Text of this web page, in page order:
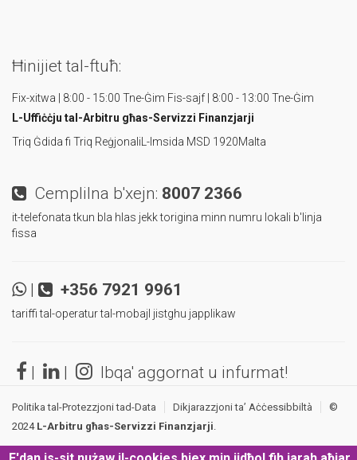
Ħinijiet tal-ftuħ:
Fix-xitwa | 8:00 - 15:00 Tne-Ġim Fis-sajf | 8:00 - 13:00 Tne-Ġim
L-Uffiċċju tal-Arbitru għas-Servizzi Finanzjarji
Triq Ġdida fi Triq Reġjonali L-Imsida MSD 1920Malta
Cemplilna b'xejn: 8007 2366
it-telefonata tkun bla hlas jekk torigina minn numru lokali b'linja
fissa
| +356 7921 9961
tariffi tal-operatur tal-mobajl jistghu japplikaw
| | Ibqa' aggornat u infurmat!
Politika tal-Protezzjoni tad-Data Dikjarazzjoni ta’ Aċċessibbiltà
©
2024L-Arbitru għas-Servizzi Finanzjarji.